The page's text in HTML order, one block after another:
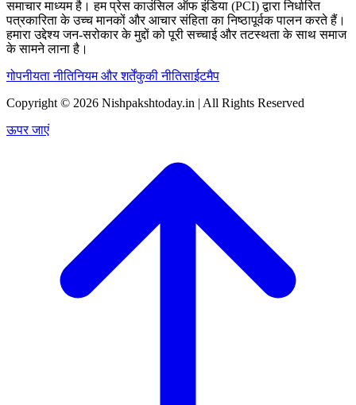
समाचार माध्यम है। हम प्रेस काउंसिल ऑफ इंडिया (PCI) द्वारा निर्धारित
पत्रकारिता के उच्च मानकों और आचार संहिता का निष्ठापूर्वक पालन करते हैं।
हमारा उद्देश्य जन-सरोकार के मुद्दों को पूरी सच्चाई और तटस्थता के साथ समाज
के सामने लाना है।
गोपनीयता नीतिनियम और शर्तेंकुकी नीतिसाईटमैप
Copyright © 2026 Nishpakshtoday.in | All Rights Reserved
ऊपर जाएं